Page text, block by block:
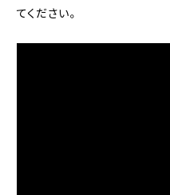
てください。